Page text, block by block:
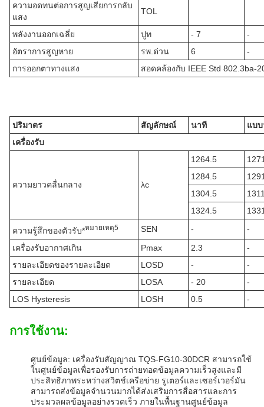
ความอดทนต่อการสูญเสียการกลับ
แสง
TOL
พลังงานออกเฉลี่ย ปูท - 7
-
อัตราการสูญหาย
รพ.ด่วน 6
-
การออกตาทางแสง
สอดคล้องกับ IEEE Std 802.3ba-
ปริมาตร สัญลักษณ์ นาที
แบบ
เครื่องรับ
ความยาวคลื่นกลาง λc
1264.5
1284.5
1304.5
1324.5
ความรู้สึกของตัวรับ*หมายเหตุ5 SEN -
-
เครื่องรับอากาศเกิน
Pmax 2.3
-
รายละเอียดของรายละเอียด
LOSD -
-
รายละเอียด
LOSA - 20
-
LOS Hysteresis
LOSH 0.5 -
การใช้งาน:
ศูนย์ข้อมูล: เครื่องรับสัญญาณ TQS-FG10-30DCR สามารถใช้
ในศูนย์ข้อมูลเพื่อรองรับการถ่ายทอดข้อมูลความเร็วสูงและมี
ประสิทธิภาพระหว่างสวิตช์เครือข่าย รูเตอร์และเซอร์เวอร์มัน
สามารถส่งข้อมูลจํานวนมากได้ส่งเสริมการสื่อสารและการ
ประมวลผลข้อมูลอย่างรวดเร็ว ภายในพื้นฐานศูนย์ข้อมูล